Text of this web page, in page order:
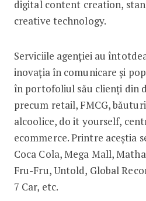
digital content creation,
creative technology.
Serviciile agenției au
inovația în comunicare și
în portofoliul său clienți din
precum retail, FMCG,
alcoolice, do it yourself,
ecommerce. Printre aceștia
Coca Cola, Mega Mall,
Fru-Fru, Untold, Global
7 Car, etc.